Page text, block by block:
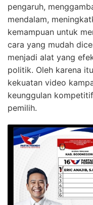
pengaruh,
mendalam,
kemampuan untuk
cara yang mudah
menjadi alat yang
politik. Oleh karena
kekuatan video
keunggulan
pemilih.